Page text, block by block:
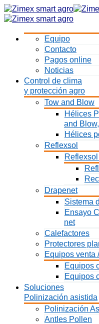
Equipo
Contacto
Pagos online
Noticias
Control de clima
y protección agro
Tow and Blow
Hélices
and
Hélices
Reflexsol
Drapenet
Sistema
Ensayo
net
Calefactores
Protectores
Equipos venta
Equipos
Equipos
Soluciones
Polinización asistida
Polinización
Antles Pollen